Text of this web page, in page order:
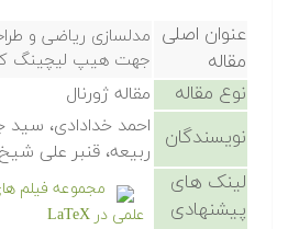
عنوان اصلی
مقاله
مدلسازی ریاضی و
جهت هیپ لیچینگ
نوع مقاله مقاله ژورنال
نویسندگان
احمد خدادادی، سید
ربیعه، قنبر علی
لینک های
پیشنهادی
مجموعه فیلم
علمی در LaTeX